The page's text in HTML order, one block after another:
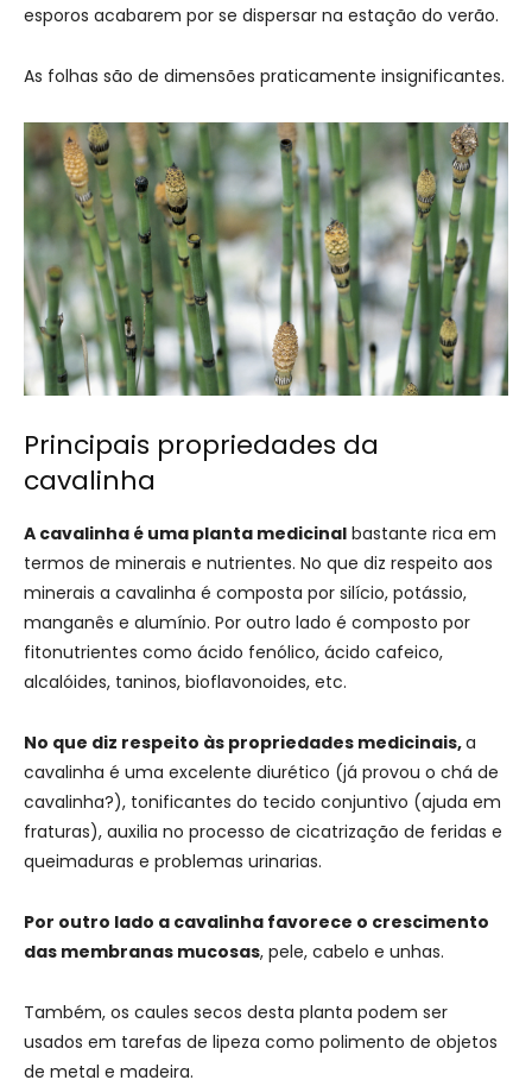
esporos acabarem por se dispersar na estação do verão.
As folhas são de dimensões praticamente insignificantes.
Principais propriedades da
cavalinha
A cavalinha é uma planta medicinal bastante rica em
termos de minerais e nutrientes. No que diz respeito aos
minerais a cavalinha é composta por silício, potássio,
manganês e alumínio. Por outro lado é composto por
fitonutrientes como ácido fenólico, ácido cafeico,
alcalóides, taninos, bioflavonoides, etc.
No que diz respeito às propriedades medicinais,a
cavalinha é uma excelente diurético (já provou o chá de
cavalinha?), tonificantes do tecido conjuntivo (ajuda em
fraturas), auxilia no processo de cicatrização de feridas e
queimaduras e problemas urinarias.
Por outro lado a cavalinha favorece o crescimento
das membranas mucosas, pele, cabelo e unhas.
Também, os caules secos desta planta podem ser
usados em tarefas de lipeza como polimento de objetos
de metal e madeira.